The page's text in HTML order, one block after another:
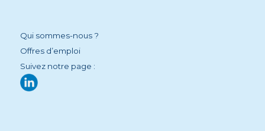
Qui sommes-nous ?
Offres d’emploi
Suivez notre page :